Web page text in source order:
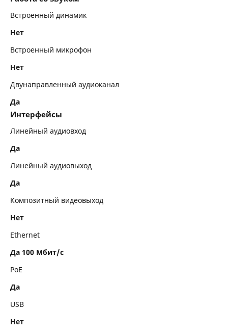
Встроенный динамик
Нет
Встроенный микрофон
Нет
Двунаправленный аудиоканал
Да
Интерфейсы
Линейный аудиовход
Да
Линейный аудиовыход
Да
Композитный видеовыход
Нет
Ethernet
Да 100 Мбит/с
PoE
Да
USB
Нет